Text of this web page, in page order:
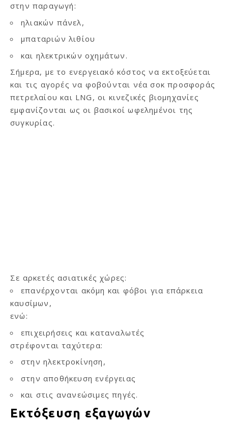
στην παραγωγή:
ηλιακών πάνελ,
μπαταριών λιθίου
και ηλεκτρικών οχημάτων.
Σήμερα, με το ενεργειακό κόστος να εκτοξεύεται
και τις αγορές να φοβούνται νέα σοκ προσφοράς
πετρελαίου και LNG, οι κινεζικές βιομηχανίες
εμφανίζονται ως οι βασικοί ωφελημένοι της
συγκυρίας.
Σε αρκετές ασιατικές χώρες:
επανέρχονται ακόμη και φόβοι για επάρκεια
καυσίμων,
ενώ:
επιχειρήσεις και καταναλωτές
στρέφονται ταχύτερα:
στην ηλεκτροκίνηση,
στην αποθήκευση ενέργειας
και στις ανανεώσιμες πηγές.
Εκτόξευση εξαγωγών